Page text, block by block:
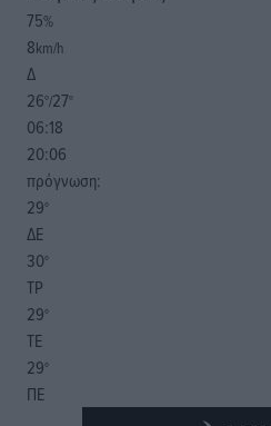
75%
8km/h
Δ
26°/27°
06:18
20:06
πρόγνωση:
29°
ΔΕ
30°
ΤΡ
29°
ΤΕ
29°
ΠΕ